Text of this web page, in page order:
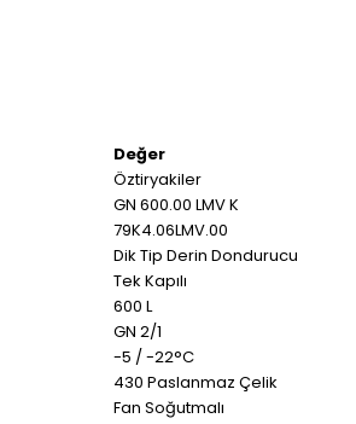
Değer
Öztiryakiler
GN 600.00 LMV K
79K4.06LMV.00
Dik Tip Derin Dondurucu
Tek Kapılı
600 L
GN 2/1
-5 / -22°C
430 Paslanmaz Çelik
Fan Soğutmalı